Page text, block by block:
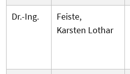
Dr.-Ing.
Feiste,
Karsten Lothar